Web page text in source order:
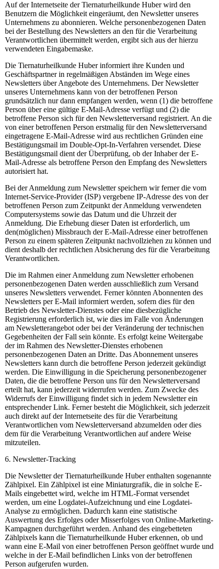
Auf der Internetseite der Tiernaturheilkunde Huber wird den
Benutzern die Möglichkeit eingeräumt, den Newsletter unseres
Unternehmens zu abonnieren. Welche personenbezogenen Daten
bei der Bestellung des Newsletters an den für die Verarbeitung
Verantwortlichen übermittelt werden, ergibt sich aus der hierzu
verwendeten Eingabemaske.
Die Tiernaturheilkunde Huber informiert ihre Kunden und
Geschäftspartner in regelmäßigen Abständen im Wege eines
Newsletters über Angebote des Unternehmens. Der Newsletter
unseres Unternehmens kann von der betroffenen Person
grundsätzlich nur dann empfangen werden, wenn (1) die betroffene
Person über eine gültige E-Mail-Adresse verfügt und (2) die
betroffene Person sich für den Newsletterversand registriert. An die
von einer betroffenen Person erstmalig für den Newsletterversand
eingetragene E-Mail-Adresse wird aus rechtlichen Gründen eine
Bestätigungsmail im Double-Opt-In-Verfahren versendet. Diese
Bestätigungsmail dient der Überprüfung, ob der Inhaber der E-
Mail-Adresse als betroffene Person den Empfang des Newsletters
autorisiert hat.
Bei der Anmeldung zum Newsletter speichern wir ferner die vom
Internet-Service-Provider (ISP) vergebene IP-Adresse des von der
betroffenen Person zum Zeitpunkt der Anmeldung verwendeten
Computersystems sowie das Datum und die Uhrzeit der
Anmeldung. Die Erhebung dieser Daten ist erforderlich, um
den(möglichen) Missbrauch der E-Mail-Adresse einer betroffenen
Person zu einem späteren Zeitpunkt nachvollziehen zu können und
dient deshalb der rechtlichen Absicherung des für die Verarbeitung
Verantwortlichen.
Die im Rahmen einer Anmeldung zum Newsletter erhobenen
personenbezogenen Daten werden ausschließlich zum Versand
unseres Newsletters verwendet. Ferner könnten Abonnenten des
Newsletters per E-Mail informiert werden, sofern dies für den
Betrieb des Newsletter-Dienstes oder eine diesbezügliche
Registrierung erforderlich ist, wie dies im Falle von Änderungen
am Newsletterangebot oder bei der Veränderung der technischen
Gegebenheiten der Fall sein könnte. Es erfolgt keine Weitergabe
der im Rahmen des Newsletter-Dienstes erhobenen
personenbezogenen Daten an Dritte. Das Abonnement unseres
Newsletters kann durch die betroffene Person jederzeit gekündigt
werden. Die Einwilligung in die Speicherung personenbezogener
Daten, die die betroffene Person uns für den Newsletterversand
erteilt hat, kann jederzeit widerrufen werden. Zum Zwecke des
Widerrufs der Einwilligung findet sich in jedem Newsletter ein
entsprechender Link. Ferner besteht die Möglichkeit, sich jederzeit
auch direkt auf der Internetseite des für die Verarbeitung
Verantwortlichen vom Newsletterversand abzumelden oder dies
dem für die Verarbeitung Verantwortlichen auf andere Weise
mitzuteilen.
6. Newsletter-Tracking
Die Newsletter der Tiernaturheilkunde Huber enthalten sogenannte
Zählpixel. Ein Zählpixel ist eine Miniaturgrafik, die in solche E-
Mails eingebettet wird, welche im HTML-Format versendet
werden, um eine Logdatei-Aufzeichnung und eine Logdatei-
Analyse zu ermöglichen. Dadurch kann eine statistische
Auswertung des Erfolges oder Misserfolges von Online-Marketing-
Kampagnen durchgeführt werden. Anhand des eingebetteten
Zählpixels kann die Tiernaturheilkunde Huber erkennen, ob und
wann eine E-Mail von einer betroffenen Person geöffnet wurde und
welche in der E-Mail befindlichen Links von der betroffenen
Person aufgerufen wurden.